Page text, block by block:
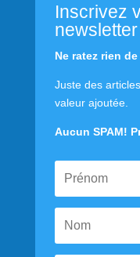
Inscrivez
newsletter
Ne ratez rien
Juste des
valeur ajoutée.
Aucun SPAM!